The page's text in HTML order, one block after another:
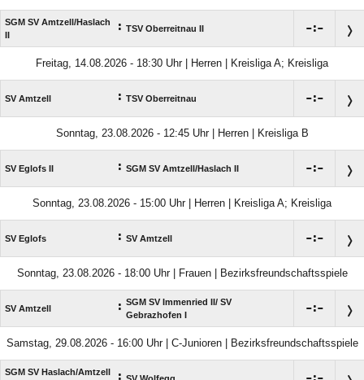
SGM SV Amtzell/​Haslach
II
: TSV Oberreitnau II :
Freitag, 14.08.2026 - 18:30 Uhr | Herren | Kreisliga A; Kreisliga
SV Amtzell : TSV Oberreitnau :
Sonntag, 23.08.2026 - 12:45 Uhr | Herren | Kreisliga B
SV Eglofs II : SGM SV Amtzell/​Haslach II :
Sonntag, 23.08.2026 - 15:00 Uhr | Herren | Kreisliga A; Kreisliga
SV Eglofs : SV Amtzell :
Sonntag, 23.08.2026 - 18:00 Uhr | Frauen | Bezirksfreundschaftsspiele
SV Amtzell : SGM SV Immenried II/​ SV
Gebrazhofen I
:
Samstag, 29.08.2026 - 16:00 Uhr | C-Junioren | Bezirksfreundschaftsspiele
SGM SV Haslach/​Amtzell
: